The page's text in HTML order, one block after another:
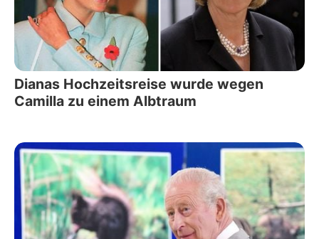
Dianas Hochzeitsreise wurde wegen
Camilla zu einem Albtraum